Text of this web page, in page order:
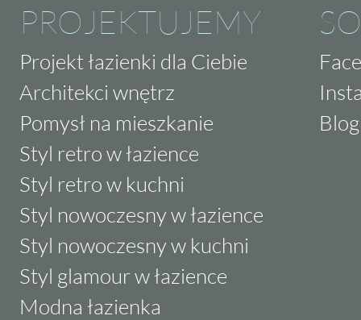
PROJEKTUJEMY
Projekt łazienki dla Ciebie
Architekci wnętrz
Pomysł na mieszkanie
Styl retro w łazience
Styl retro w kuchni
Styl nowoczesny w łazience
Styl nowoczesny w kuchni
Styl glamour w łazience
Modna łazienka
Blog